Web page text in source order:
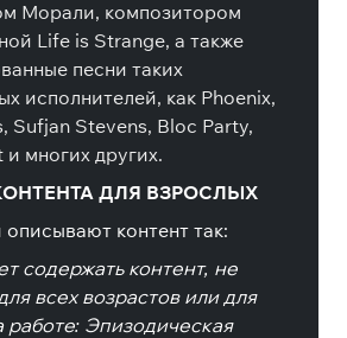
Морали, композитором
Life is Strange, а также
песни таких
исполнителей, как Phoenix,
Sufjan Stevens, Bloc Party,
многих других.
ДЛЯ ВЗРОСЛЫХ
описывают контент так:
содержать контент, не
всех возрастов или для
работе: Эпизодическая